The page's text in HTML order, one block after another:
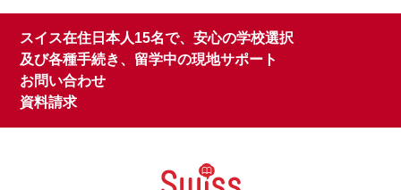
スイス在住日本人15名で、安心の学校選択
及び各種手続き、留学中の現地サポート
お問い合わせ
資料請求